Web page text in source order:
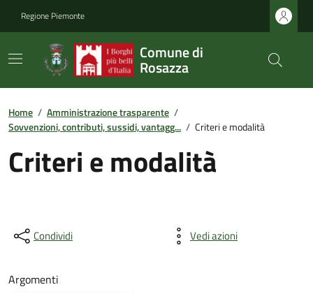
Regione Piemonte
Comune di
Rosazza
Home / Amministrazione trasparente /
Sovvenzioni, contributi, sussidi, vantagg... / Criteri e modalità
Criteri e modalità
Condividi Vedi azioni
Argomenti